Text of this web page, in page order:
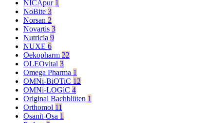
NICApur 1
NoBite 3
Norsan 2
Novartis 3
Nutricia 9
NUXE 6
Oekopharm 22
OLEOvital 3
Omega Pharma 1
OMNi-BiOTiC 12
OMNi-LOGiC 4
Original Bachblüten 1
Orthomol 11
Osanit-Osa 1